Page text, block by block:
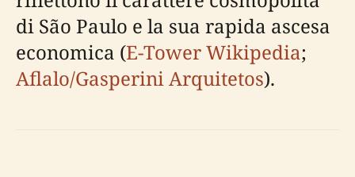
di São Paulo e la sua rapida ascesa
economica (E-Tower Wikipedia;
Aflalo/Gasperini Arquitetos).